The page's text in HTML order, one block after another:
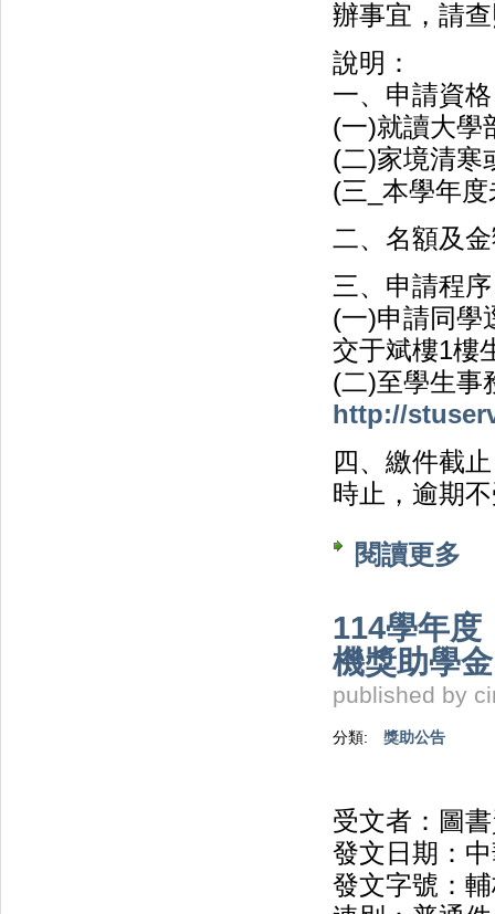
辦事宜，請
說明：
一、申請資
(一)就讀大學
(二)家境清寒
(三_本學年
二、名額及
三、申請程
(一)申請同學
交于斌樓1樓
(二)至學生事
http://
四、繳件截
時止，逾期
閱讀更多
114學年度
機獎助學
published by
分類: 獎助公告
受文者：圖
發文日期：
發文字號：